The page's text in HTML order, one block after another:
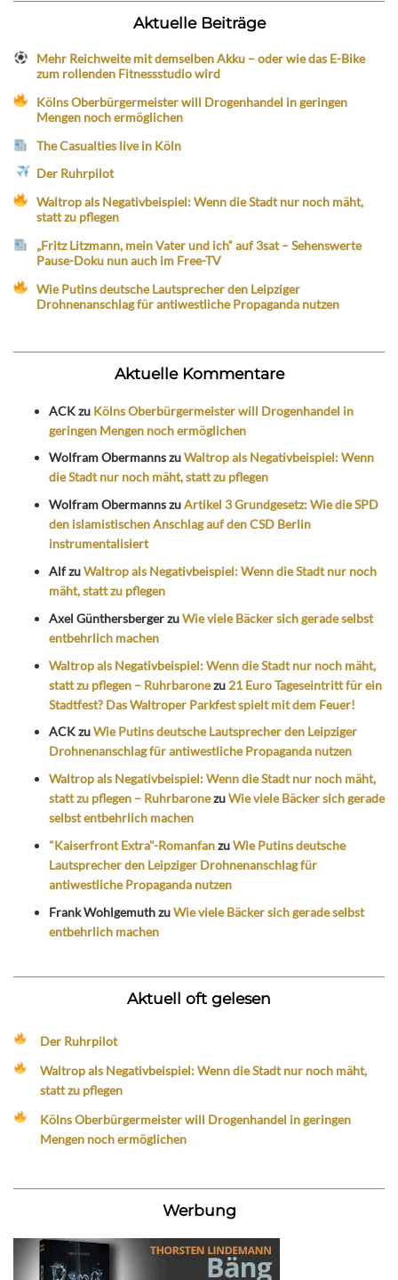
Aktuelle Beiträge
Mehr Reichweite mit demselben Akku – oder wie das E-Bike
zum rollenden Fitnessstudio wird
Kölns Oberbürgermeister will Drogenhandel in geringen
Mengen noch ermöglichen
The Casualties live in Köln
Der Ruhrpilot
Waltrop als Negativbeispiel: Wenn die Stadt nur noch mäht,
statt zu pflegen
„Fritz Litzmann, mein Vater und ich“ auf 3sat – Sehenswerte
Pause-Doku nun auch im Free-TV
Wie Putins deutsche Lautsprecher den Leipziger
Drohnenanschlag für antiwestliche Propaganda nutzen
Aktuelle Kommentare
ACKzu Kölns Oberbürgermeister will Drogenhandel in
geringen Mengen noch ermöglichen
Wolfram ObermannszuWaltrop als Negativbeispiel: Wenn
die Stadt nur noch mäht, statt zu pflegen
Wolfram ObermannszuArtikel 3 Grundgesetz: Wie die SPD
den islamistischen Anschlag auf den CSD Berlin
instrumentalisiert
AlfzuWaltrop als Negativbeispiel: Wenn die Stadt nur noch
mäht, statt zu pflegen
Axel GünthersbergerzuWie viele Bäcker sich gerade selbst
entbehrlich machen
Waltrop als Negativbeispiel: Wenn die Stadt nur noch mäht,
statt zu pflegen – Ruhrbaronezu 21 Euro Tageseintritt für ein
Stadtfest? Das Waltroper Parkfest spielt mit dem Feuer!
ACKzuWie Putins deutsche Lautsprecher den Leipziger
Drohnenanschlag für antiwestliche Propaganda nutzen
Waltrop als Negativbeispiel: Wenn die Stadt nur noch mäht,
statt zu pflegen – RuhrbaronezuWie viele Bäcker sich gerade
selbst entbehrlich machen
"Kaiserfront Extra"-RomanfanzuWie Putins deutsche
Lautsprecher den Leipziger Drohnenanschlag für
antiwestliche Propaganda nutzen
Frank WohlgemuthzuWie viele Bäcker sich gerade selbst
entbehrlich machen
Aktuell oft gelesen
Der Ruhrpilot
Waltrop als Negativbeispiel: Wenn die Stadt nur noch mäht,
statt zu pflegen
Kölns Oberbürgermeister will Drogenhandel in geringen
Mengen noch ermöglichen
Werbung